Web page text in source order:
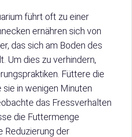
führt oft zu einer
ernähren sich von
das sich am Boden des
Um dies zu verhindern,
Füttere die
sie in wenigen Minuten
das Fressverhalten
die Futtermenge
Reduzierung der